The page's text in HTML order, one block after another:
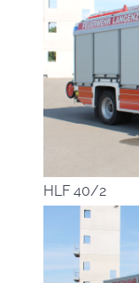
HLF 40/2